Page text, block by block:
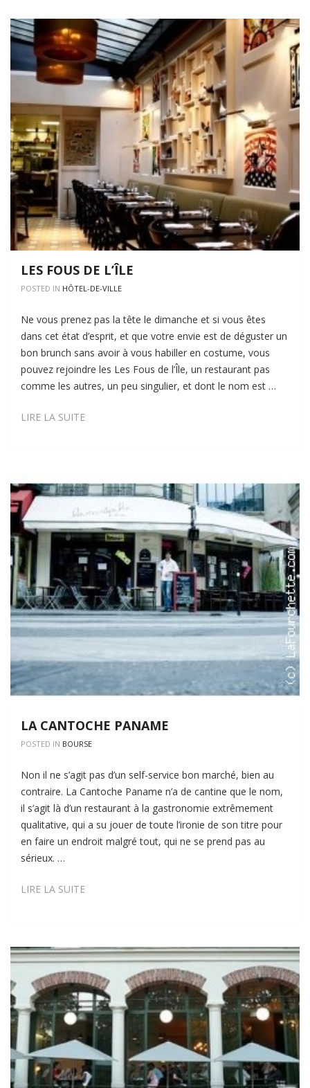
LES FOUS DE L’ÎLE
POSTED IN HÔTEL-DE-VILLE
Ne vous prenez pas la tête le dimanche et si vous êtes
dans cet état d’esprit, et que votre envie est de déguster un
bon brunch sans avoir à vous habiller en costume, vous
pouvez rejoindre les Les Fous de l’Île, un restaurant pas
comme les autres, un peu singulier, et dont le nom est …
LIRE LA SUITELES
LA CANTOCHE PANAME
POSTED IN BOURSE
Non il ne s’agit pas d’un self-service bon marché, bien au
contraire. La Cantoche Paname n’a de cantine que le nom,
il s’agit là d’un restaurant à la gastronomie extrêmement
qualitative, qui a su jouer de toute l’ironie de son titre pour
en faire un endroit malgré tout, qui ne se prend pas au
sérieux. …
LIRE LA SUITELA